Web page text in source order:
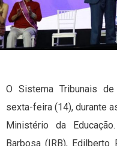
O Sistema Tribunais
sexta-feira (14), durante
Ministério da
Barbosa (IRB),